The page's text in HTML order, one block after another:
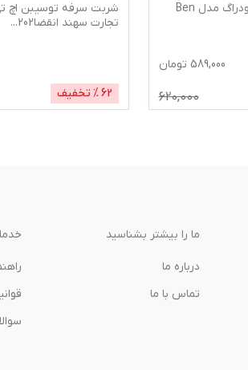
پن مایع ضد جوش دئودراگ مدل Ben
589,000 تومان
620,000
شربت سرفه توسیبن اچ
تجارت سهند انقضا202
...
62% تخفیف
ما را بیشتر بشناسید
درباره‌ ما
تماس با ما